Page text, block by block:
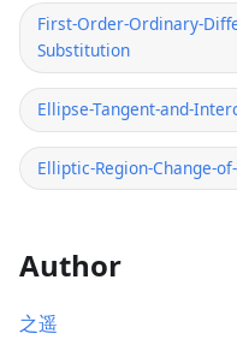
First-Order-Ordinary-
Substitution
Ellipse-Tangent-and-
Elliptic-Region-Change-
Author
之遥